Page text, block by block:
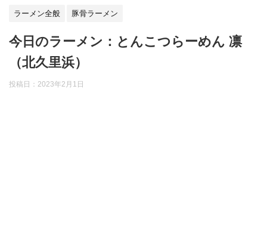
ラーメン全般 豚骨ラーメン
今日のラーメン：とんこつらーめん 凛
（北久里浜）
投稿日：2023年2月1日